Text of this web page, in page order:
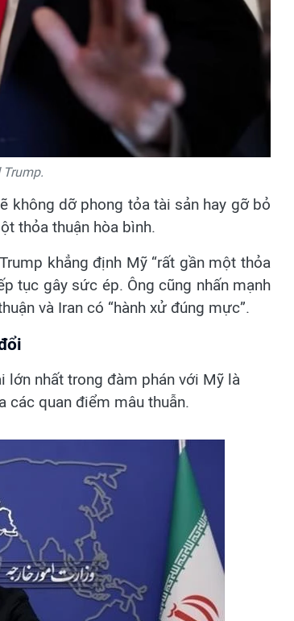
không dỡ phong tỏa tài sản hay gỡ bỏ
thỏa thuận hòa bình.
khẳng định Mỹ “rất gần một thỏa
tục gây sức ép. Ông cũng nhấn mạnh
và Iran có “hành xử đúng mực”.
lớn nhất trong đàm phán với Mỹ là
các quan điểm mâu thuẫn.